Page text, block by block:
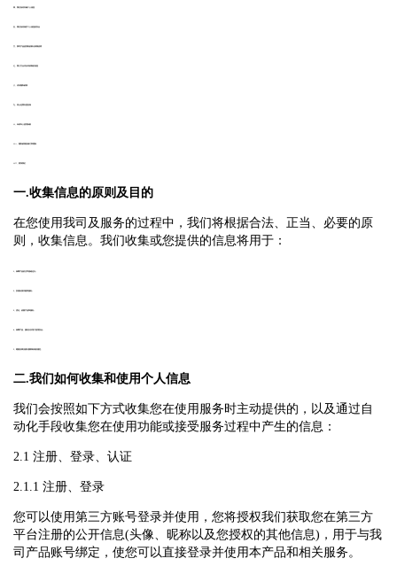
一.收集信息的原则及目的
在您使用我司及服务的过程中，我们将根据合法、正当、必要的原
则，收集信息。我们收集或您提供的信息将用于：
二.我们如何收集和使用个人信息
我们会按照如下方式收集您在使用服务时主动提供的，以及通过自
动化手段收集您在使用功能或接受服务过程中产生的信息：
2.1 注册、登录、认证
2.1.1 注册、登录
您可以使用第三方账号登录并使用，您将授权我们获取您在第三方
平台注册的公开信息(头像、昵称以及您授权的其他信息)，用于与我
司产品账号绑定，使您可以直接登录并使用本产品和相关服务。